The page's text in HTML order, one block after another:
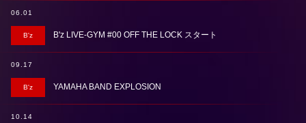
06.01
B'z B'z LIVE-GYM #00 OFF THE LOCK スタート
09.17
B'z YAMAHA BAND EXPLOSION
10.14